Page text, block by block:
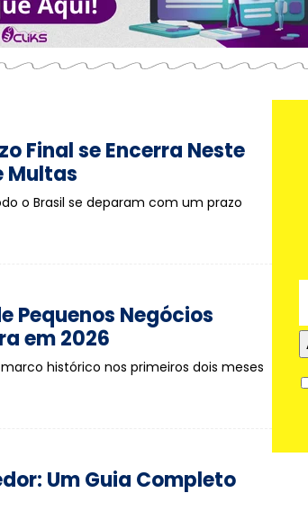
Final se Encerra Neste
Multas
o Brasil se deparam com um prazo
Pequenos Negócios
em 2026
histórico nos primeiros dois meses
Um Guia Completo